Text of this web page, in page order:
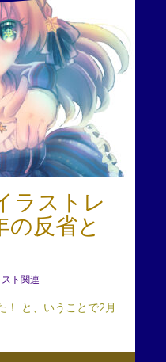
ラストレ
の反省と
ト関連
！ と、いうことで2月